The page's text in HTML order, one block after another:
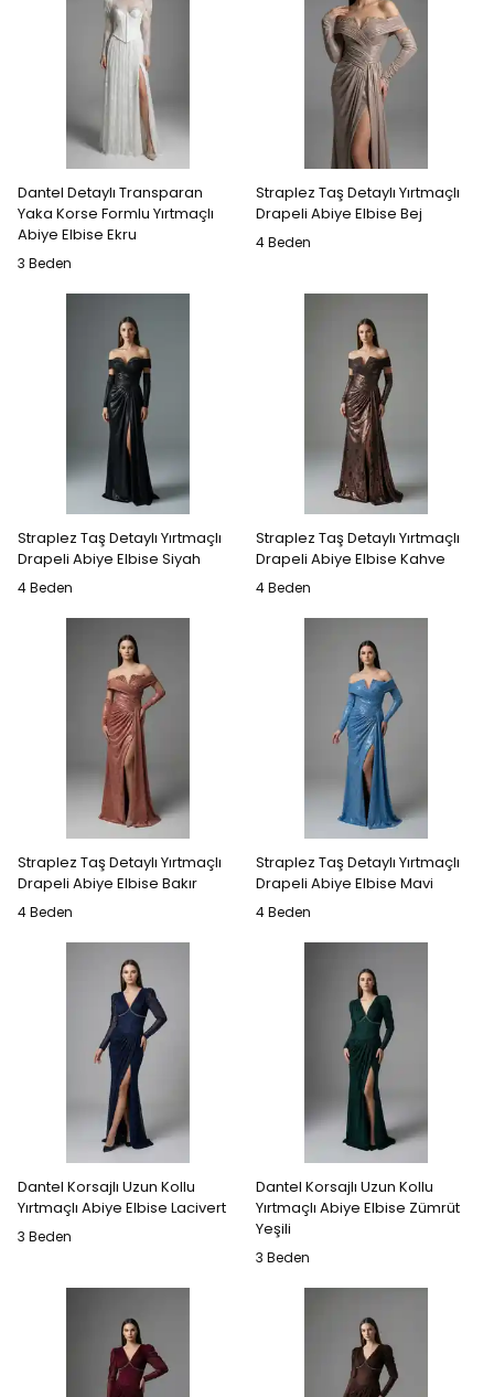
Dantel Detaylı Transparan
Yaka Korse Formlu Yırtmaçlı
Abiye Elbise Ekru
3 Beden
Straplez Taş Detaylı Yırtmaçlı
Drapeli Abiye Elbise Bej
4 Beden
Straplez Taş Detaylı Yırtmaçlı
Drapeli Abiye Elbise Siyah
4 Beden
Straplez Taş Detaylı Yırtmaçlı
Drapeli Abiye Elbise Kahve
4 Beden
Straplez Taş Detaylı Yırtmaçlı
Drapeli Abiye Elbise Bakır
4 Beden
Straplez Taş Detaylı Yırtmaçlı
Drapeli Abiye Elbise Mavi
4 Beden
Dantel Korsajlı Uzun Kollu
Yırtmaçlı Abiye Elbise Lacivert
3 Beden
Dantel Korsajlı Uzun Kollu
Yırtmaçlı Abiye Elbise Zümrüt
Yeşili
3 Beden